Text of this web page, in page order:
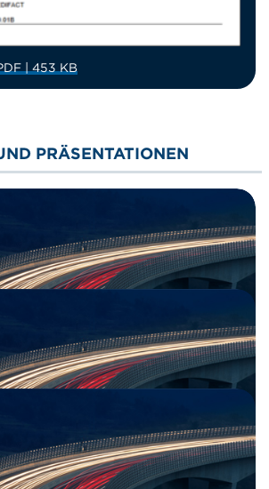
| 453 KB
PRÄSENTATIONEN
EDI PROFILE, MEETING